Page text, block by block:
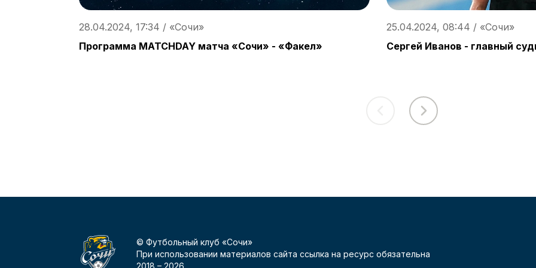
28.04.2024, 17:34 / «Сочи»
Программа MATCHDAY матча «Сочи» - «Факел»
25.04.2024, 08:44 / «Сочи»
Сергей Иванов - главный
© Футбольный клуб «Сочи»
При использовании материалов сайта ссылка на ресурс обязательна